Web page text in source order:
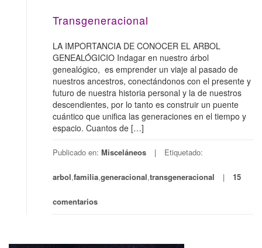
Transgeneracional
LA IMPORTANCIA DE CONOCER EL ARBOL
GENEALÓGICIO Indagar en nuestro árbol
genealógico, es emprender un viaje al pasado de
nuestros ancestros, conectándonos con el presente y
futuro de nuestra historia personal y la de nuestros
descendientes, por lo tanto es construir un puente
cuántico que unifica las generaciones en el tiempo y
espacio. Cuantos de […]
Publicado en: Misceláneos Etiquetado:
arbol,familia,generacional,transgeneracional 15
comentarios